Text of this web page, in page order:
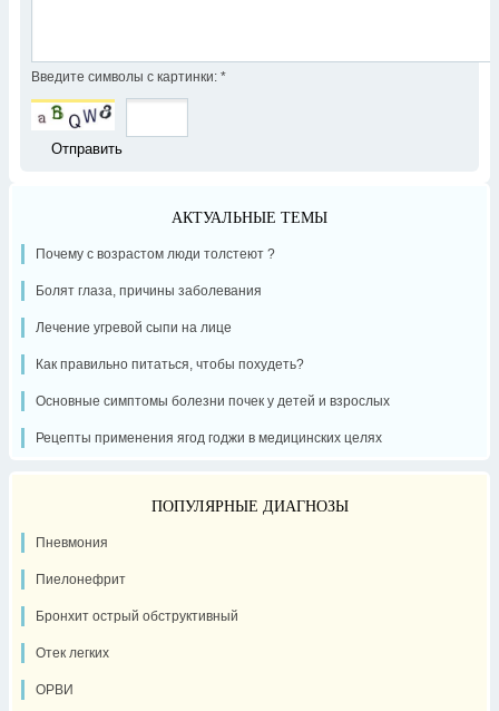
Введите символы с картинки: *
АКТУАЛЬНЫЕ ТЕМЫ
Почему с возрастом люди толстеют ?
Болят глаза, причины заболевания
Лечение угревой сыпи на лице
Как правильно питаться, чтобы похудеть?
Основные симптомы болезни почек у детей и взрослых
Рецепты применения ягод годжи в медицинских целях
ПОПУЛЯРНЫЕ ДИАГНОЗЫ
Пневмония
Пиелонефрит
Бронхит острый обструктивный
Отек легких
ОРВИ